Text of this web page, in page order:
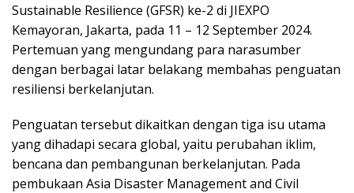
Sustainable Resilience (GFSR) ke-2 di JIEXPO
Kemayoran, Jakarta, pada 11 – 12 September 2024.
Pertemuan yang mengundang para narasumber
dengan berbagai latar belakang membahas penguatan
resiliensi berkelanjutan.
Penguatan tersebut dikaitkan dengan tiga isu utama
yang dihadapi secara global, yaitu perubahan iklim,
bencana dan pembangunan berkelanjutan. Pada
pembukaan Asia Disaster Management and Civil